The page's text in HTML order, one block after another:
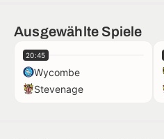
Ausgewählte Spiele
20:45
Wycombe
Stevenage